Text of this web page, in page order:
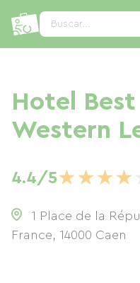
Buscar...
Hotel Best
Western
4.4/5★★★★
1 Place de la
France, 14000 Caen
Panel de gestión de